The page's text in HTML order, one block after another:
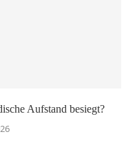
Aufstand besiegt?